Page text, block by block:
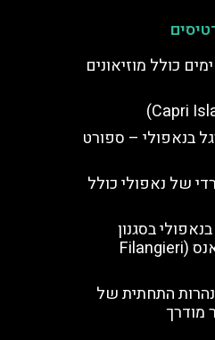
נאפולי פאס ל3 ימים כולל מוזיאונים
בנאפולי – ספורט
של נאפולי כולל
בסגנון
אדריכלות הרנסאנס (Filangieri
התחתית של
מודרך